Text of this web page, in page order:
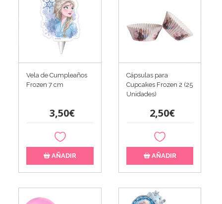
Vela de Cumpleaños
Frozen 7 cm
3,50€
AÑADIR
Cápsulas para
Cupcakes Frozen 2 (25
Unidades)
2,50€
AÑADIR